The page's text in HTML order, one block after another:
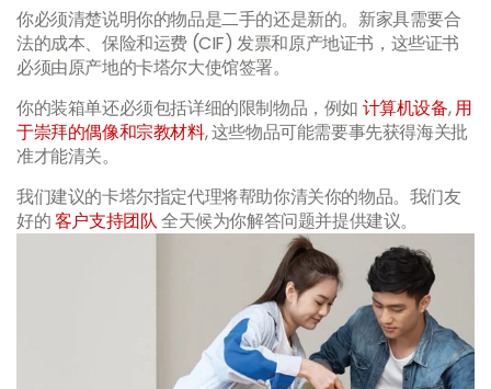
你必须清楚说明你的物品是二手的还是新的。新家具需要合
法的成本、保险和运费 (CIF) 发票和原产地证书，这些证书
必须由原产地的卡塔尔大使馆签署。
你的装箱单还必须包括详细的限制物品，例如 计算机设备,用
于崇拜的偶像和宗教材料, 这些物品可能需要事先获得海关批
准才能清关。
我们建议的卡塔尔指定代理将帮助你清关你的物品。我们友
好的客户支持团队全天候为你解答问题并提供建议。